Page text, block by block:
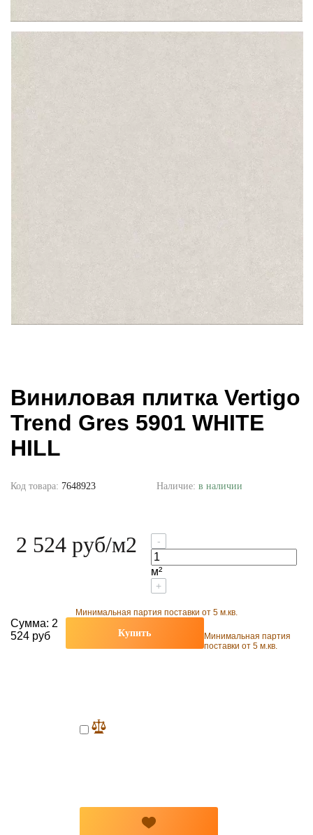
Виниловая плитка Vertigo
Trend Gres 5901 WHITE
HILL
Код товара: 7648923 Наличие: в наличии
2 524 руб/м2 -
м²
+
Минимальная партия поставки от 5 м.кв.
Сумма: 2
524 руб
Купить
Минимальная партия
поставки от 5 м.кв.